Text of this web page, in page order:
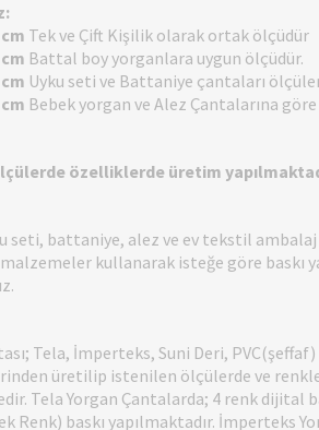
Tek ve Çift Kişilik olarak ortak ölçüdür
Battal boy yorganlara uygun ölçüdür.
Uyku seti ve Battaniye çantaları
Bebek yorgan ve Alez Çantalarına
özelliklerde üretim
seti, battaniye, alez ve ev tekstil
kullanarak isteğe göre baskı
Tela, İmperteks, Suni Deri, PVC(şeffaf)
üretilip istenilen ölçülerde ve
Tela Yorgan Çantalarda; 4 renk dijital
Renk) baskı yapılmaktadır. İmperteks